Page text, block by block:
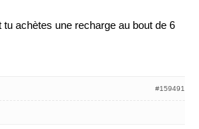
tu achètes une recharge au bout de 6
#159491